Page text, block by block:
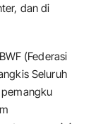
dan di
(Federasi
Seluruh